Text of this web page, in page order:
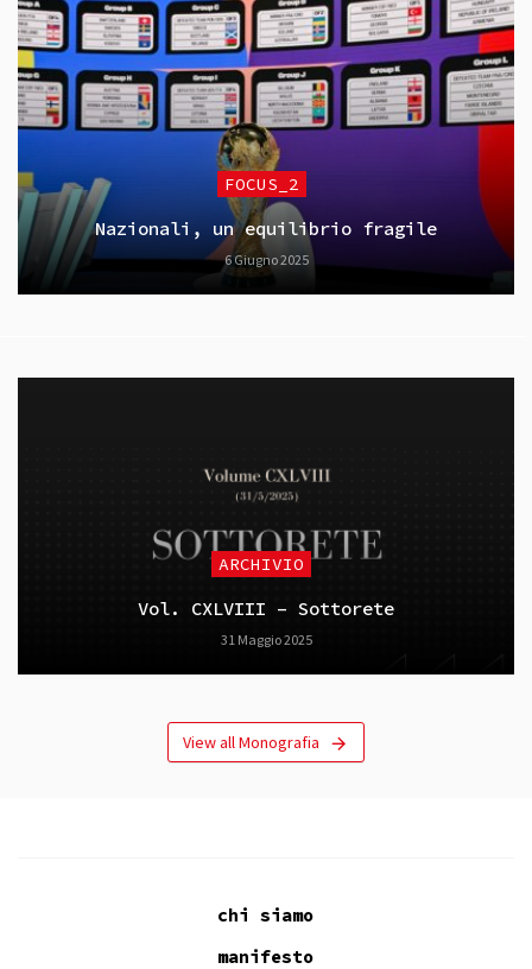
FOCUS_2
Nazionali, un equilibrio fragile
6 Giugno 2025
ARCHIVIO
Vol. CXLVIII – Sottorete
31 Maggio 2025
View all Monografia
chi siamo
manifesto